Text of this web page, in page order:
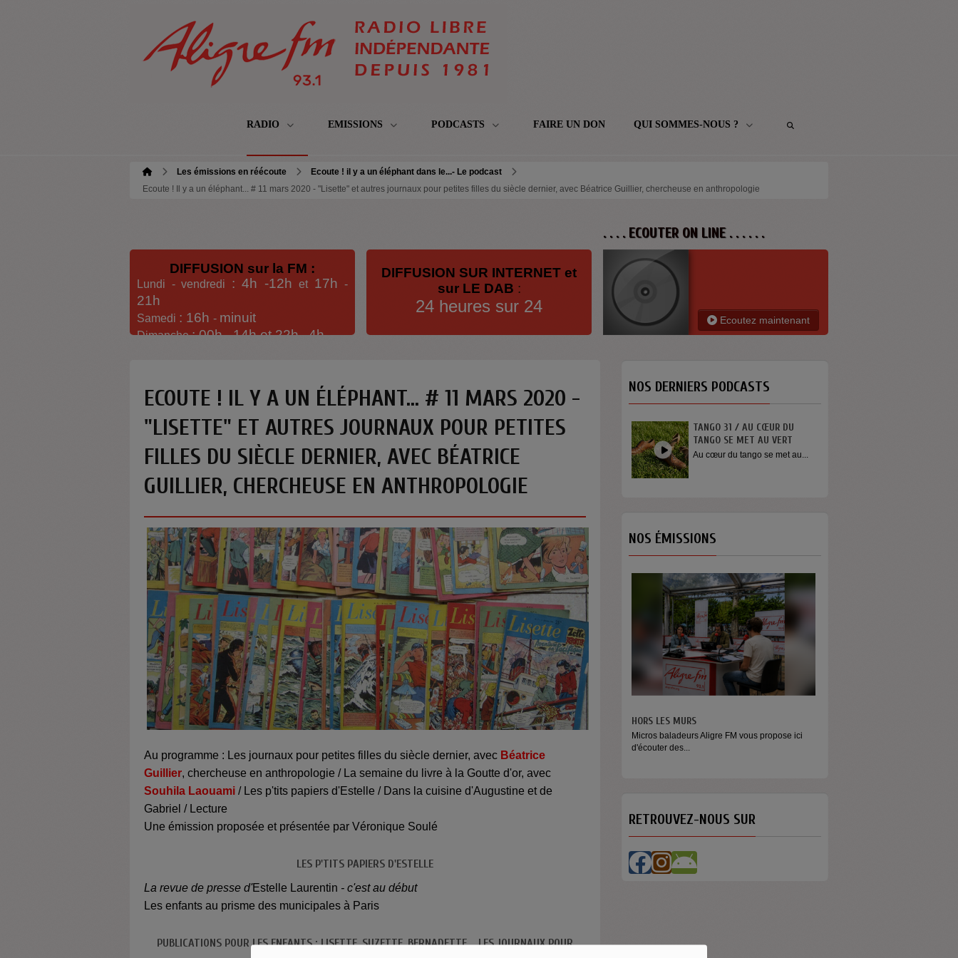
RADIO EMISSIONS PODCASTS FAIRE UN DON QUI SOMMES-NOUS ?
Les émissions en réécoute
Ecoute ! il y a un éléphant dans le...- Le podcast
Ecoute ! Il y a un éléphant... # 11 mars 2020 - "Lisette" et autres journaux pour petites filles du siècle dernier, avec Béatrice Guillier, chercheuse en anthropologie
DIFFUSION sur la FM :
Lundi - vendredi : 4h -12h et 17h -
21h
Samedi : 16h - minuit
Dimanche: 00h -14h et 22h-4h
DIFFUSION SUR INTERNET et
sur LE DAB :
24 heures sur 24
. . . . ECOUTER ON LINE . . . . . .
Ecoutez maintenant
ECOUTE ! IL Y A UN ÉLÉPHANT... # 11 MARS 2020 -
"LISETTE" ET AUTRES JOURNAUX POUR PETITES
FILLES DU SIÈCLE DERNIER, AVEC BÉATRICE
GUILLIER, CHERCHEUSE EN ANTHROPOLOGIE
Au programme : Les journaux pour petites filles du siècle dernier, avec Béatrice
Guillier, chercheuse en anthropologie / La semaine du livre à la Goutte d'or, avec
Souhila Laouami / Les p'tits papiers d'Estelle / Dans la cuisine d'Augustine et de
Gabriel / Lecture
Une émission proposée et présentée par Véronique Soulé
LES P'TITS PAPIERS D'ESTELLE
La revue de presse d'Estelle Laurentin - c'est au début
Les enfants au prisme des municipales à Paris
PUBLICATIONS POUR LES ENFANTS : LISETTE, SUZETTE, BERNADETTE... LES JOURNAUX POUR
NOS DERNIERS PODCASTS
TANGO 31 / AU CŒUR DU
TANGO SE MET AU VERT
Au cœur du tango se met au...
INTERVIEW SORTIE DE SCÈNE
YOUN SUN NAH
Quelques mots de la chanteuse
NOS ÉMISSIONS
HORS LES MURS
Micros baladeurs Aligre FM vous propose ici
d'écouter des...
RETROUVEZ-NOUS SUR